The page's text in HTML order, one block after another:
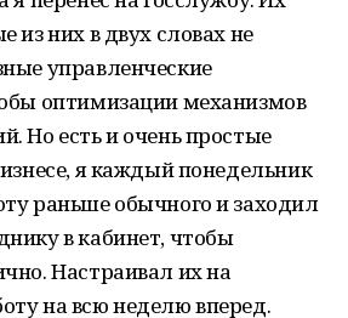
из них в двух словах не
управленческие
оптимизации механизмов
Но есть и очень простые
я каждый понедельник
раньше обычного и заходил
в кабинет, чтобы
Настраивал их на
на всю неделю вперед.